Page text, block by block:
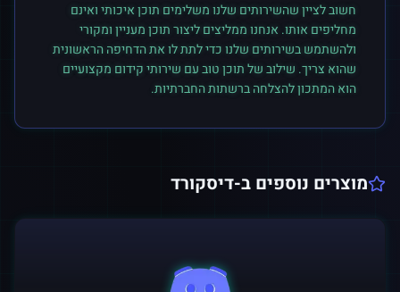
חשוב לציין שהשירותים שלנו משלימים תוכן איכותי ואינם
מחליפים אותו. אנחנו ממליצים ליצור תוכן מעניין ומקורי
ולהשתמש בשירותים שלנו כדי לתת לו את הדחיפה הראשונית
שהוא צריך. שילוב של תוכן טוב עם שירותי קידום מקצועיים
הוא המתכון להצלחה ברשתות החברתיות.
מוצרים נוספים ב-דיסקורד